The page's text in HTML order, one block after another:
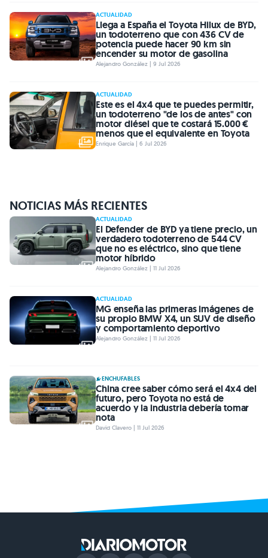
ACTUALIDAD
Llega a España el Toyota Hilux de BYD,
un todoterreno que con 436 CV de
potencia puede hacer 90 km sin
encender su motor de gasolina
Alejandro González | 9 Jul 2026
ACTUALIDAD
Este es el 4x4 que te puedes permitir,
un todoterreno "de los de antes" con
motor diésel que te costará 15.000 €
menos que el equivalente en Toyota
Enrique García | 6 Jul 2026
NOTICIAS MÁS RECIENTES
ACTUALIDAD
El Defender de BYD ya tiene precio, un
verdadero todoterreno de 544 CV
que no es eléctrico, sino que tiene
motor híbrido
Alejandro González | 11 Jul 2026
ACTUALIDAD
MG enseña las primeras imágenes de
su propio BMW X4, un SUV de diseño
y comportamiento deportivo
Alejandro González | 11 Jul 2026
ENCHUFABLES
China cree saber cómo será el 4x4 del
futuro, pero Toyota no está de
acuerdo y la industria debería tomar
nota
David Clavero | 11 Jul 2026